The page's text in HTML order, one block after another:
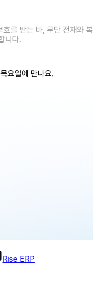
를 받는 바, 무단 전재와 복
니다.
요일에 만나요.
Rise ERP